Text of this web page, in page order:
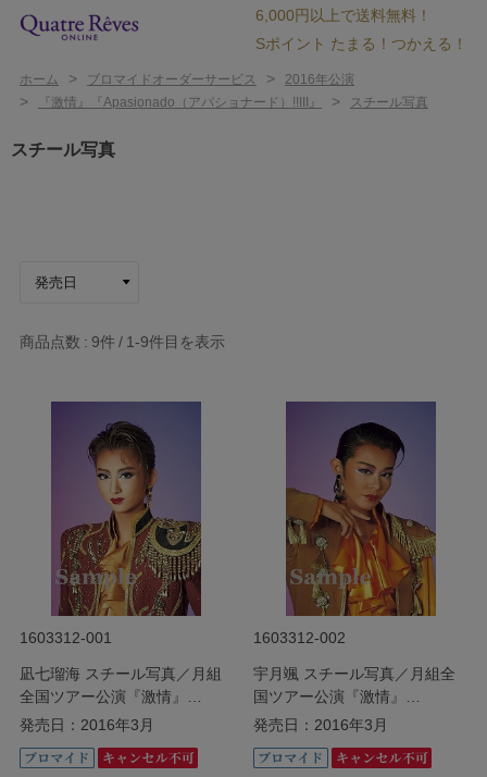
6,000円以上で送料無料！
Sポイント たまる！つかえる！
ホーム > ブロマイドオーダーサービス > 2016年公演
> 『激情』『Apasionado（アパショナード）!!III』 > スチール写真
スチール写真
商品点数 9件 1-9件目を表示
1603312-001
凪七瑠海 スチール写真／月組
全国ツアー公演『激情』
『Apasionado（アパショナー
発売日：2016年3月
1603312-002
宇月颯 スチール写真／月組全
国ツアー公演『激情』
『Apasionado（アパショナー
発売日：2016年3月